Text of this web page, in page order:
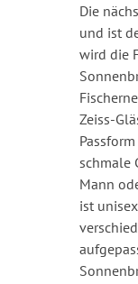
Die
und ist
wird die
Zeiss-
schmale
Mann
ist